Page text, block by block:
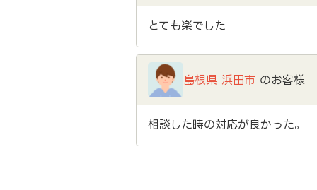
とても楽でした
島根県 浜田市 のお客様
相談した時の対応が良かった。